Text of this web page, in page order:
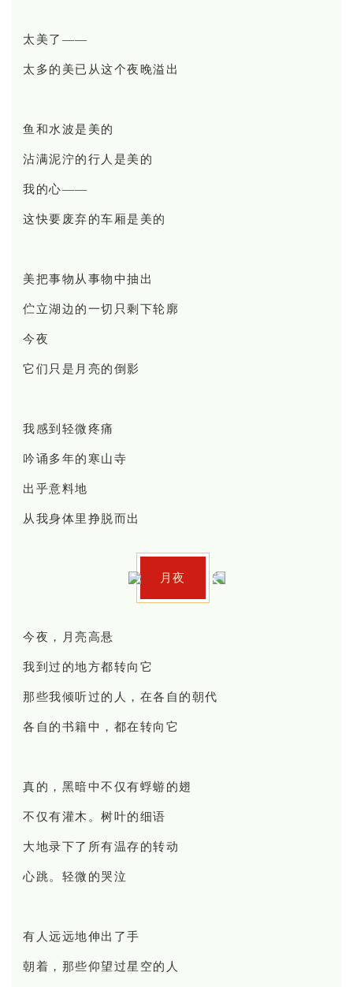
太美了——
太多的美已从这个夜晚溢出
鱼和水波是美的
沾满泥泞的行人是美的
我的心——
这快要废弃的车厢是美的
美把事物从事物中抽出
伫立湖边的一切只剩下轮廓
今夜
它们只是月亮的倒影
我感到轻微疼痛
吟诵多年的寒山寺
出乎意料地
从我身体里挣脱而出
月夜
今夜，月亮高悬
我到过的地方都转向它
那些我倾听过的人，在各自的朝代
各自的书籍中，都在转向它
真的，黑暗中不仅有蜉蝣的翅
不仅有灌木。树叶的细语
大地录下了所有温存的转动
心跳。轻微的哭泣
有人远远地伸出了手
朝着，那些仰望过星空的人